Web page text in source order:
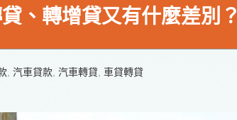
、轉增貸又有什麼差別？
, 汽車貸款, 汽車轉貸, 車貸轉貸